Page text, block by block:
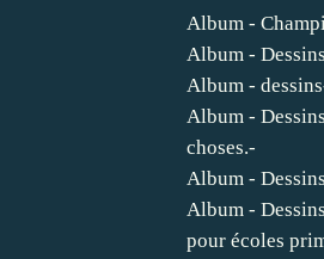
Album -
Album -
Album -
Album -
choses.-
Album -
Album -
pour écoles